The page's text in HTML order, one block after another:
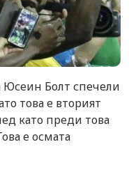
Болт спечели
това е вторият
като преди това
е осмата